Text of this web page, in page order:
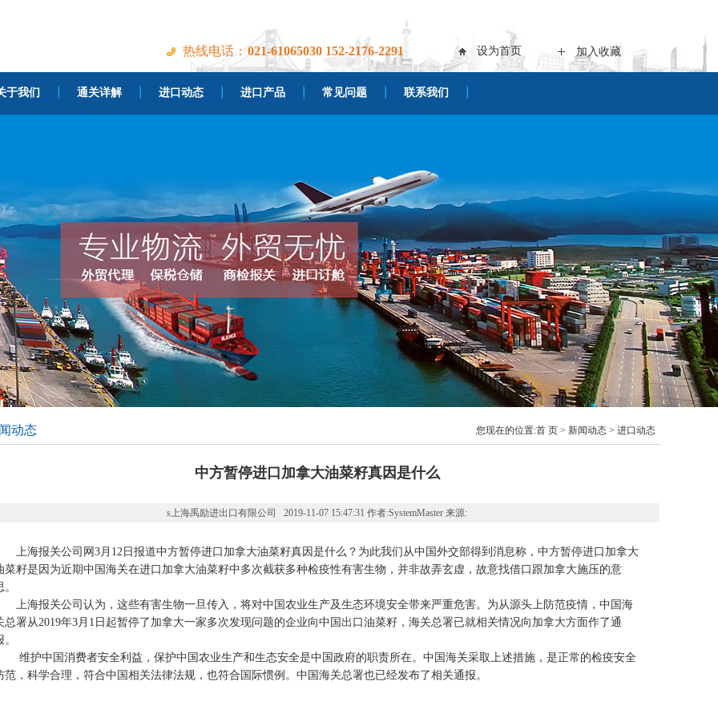
热线电话： 021-61065030 152-2176-2291 设为首页 加入收藏
于我们 通关详解 进口动态 进口产品 常见问题 联系我们
动态 您现在的位置:首 页 > 新闻动态 > 进口动态
中方暂停进口加拿大油菜籽真因是什么
s上海禹励进出口有限公司 2019-11-07 15:47:31 作者:SystemMaster 来源:
海报关公司网3月12日报道中方暂停进口加拿大油菜籽真因是什么？为此我们从中国外交部得到消息称，中方暂停进口加拿大
菜籽是因为近期中国海关在进口加拿大油菜籽中多次截获多种检疫性有害生物，并非故弄玄虚，故意找借口跟加拿大施压的意
海报关公司认为，这些有害生物一旦传入，将对中国农业生产及生态环境安全带来严重危害。为从源头上防范疫情，中国海
总署从2019年3月1日起暂停了加拿大一家多次发现问题的企业向中国出口油菜籽，海关总署已就相关情况向加拿大方面作了通
护中国消费者安全利益，保护中国农业生产和生态安全是中国政府的职责所在。中国海关采取上述措施，是正常的检疫安全
范，科学合理，符合中国相关法律法规，也符合国际惯例。中国海关总署也已经发布了相关通报。